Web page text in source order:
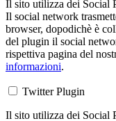
Il sito utilizza dei Social
Il social network
browser, dopodichè è
del plugin il social
rispettiva pagina del
informazioni.
Twitter Plugin
Il sito utilizza dei Social